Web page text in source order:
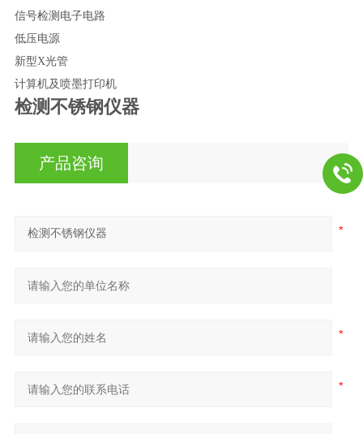
信号检测电子电路
低压电源
新型X光管
计算机及喷墨打印机
检测不锈钢仪器
产品咨询